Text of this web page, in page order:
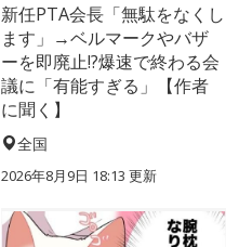
新任PTA会長「無駄をなくし
ます」→ベルマークやバザ
ーを即廃止!?爆速で終わる会
議に「有能すぎる」【作者
に聞く】
全国
2026年8月9日 18:13 更新